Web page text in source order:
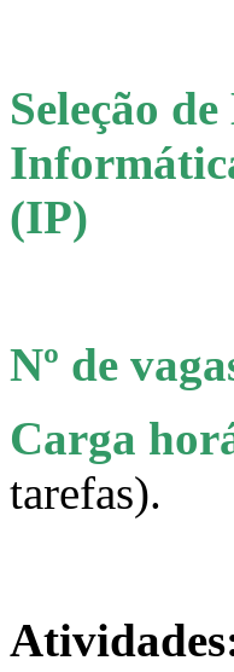
Seleção
(IP)
Nº de
Carga
tarefas).